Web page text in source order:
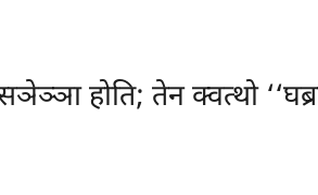
होति; तेन क्वत्थो